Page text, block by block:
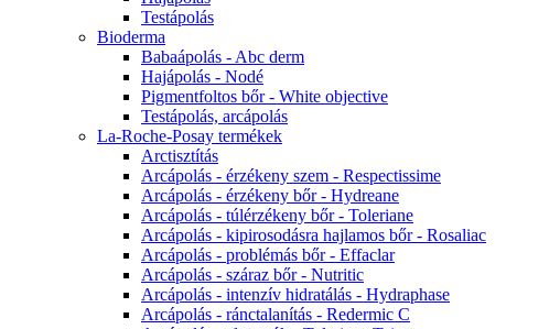
Testápolás
Bioderma
Babaápolás - Abc derm
Hajápolás - Nodé
Pigmentfoltos bőr - White objective
Testápolás, arcápolás
La-Roche-Posay termékek
Arctisztítás
Arcápolás - érzékeny szem - Respectissime
Arcápolás - érzékeny bőr - Hydreane
Arcápolás - túlérzékeny bőr - Toleriane
Arcápolás - kipirosodásra hajlamos bőr - Rosaliac
Arcápolás - problémás bőr - Effaclar
Arcápolás - száraz bőr - Nutritic
Arcápolás - intenzív hidratálás - Hydraphase
Arcápolás - ránctalanítás - Redermic C